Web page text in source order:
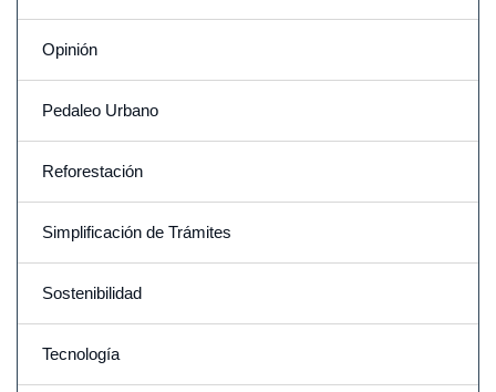
Opinión
Pedaleo Urbano
Reforestación
Simplificación de Trámites
Sostenibilidad
Tecnología